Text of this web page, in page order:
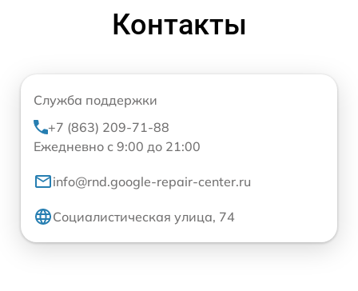
Контакты
Служба поддержки
+7 (863) 209-71-88
Ежедневно с 9:00 до 21:00
info@rnd.google-repair-center.ru
Социалистическая улица, 74